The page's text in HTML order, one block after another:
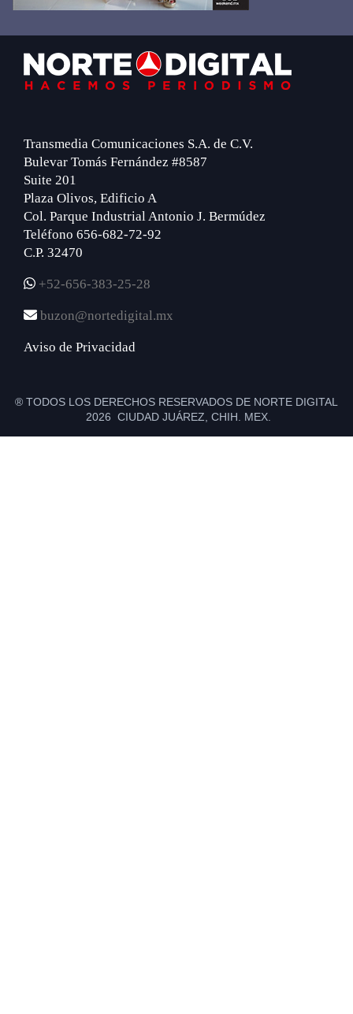
Footer
Transmedia Comunicaciones S.A. de C.V.
Bulevar Tomás Fernández #8587
Suite 201
Plaza Olivos, Edificio A
Col. Parque Industrial Antonio J. Bermúdez
Teléfono 656-682-72-92
C.P. 32470
+52-656-383-25-28
buzon@nortedigital.mx
Aviso de Privacidad
® TODOS LOS DERECHOS RESERVADOS DE NORTE DIGITAL
2026 CIUDAD JUÁREZ, CHIH. MEX.